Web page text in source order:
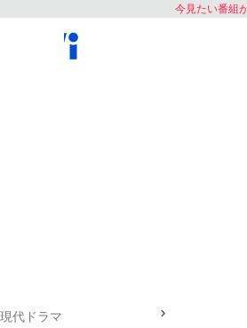
今見たい番組
現代ドラマ